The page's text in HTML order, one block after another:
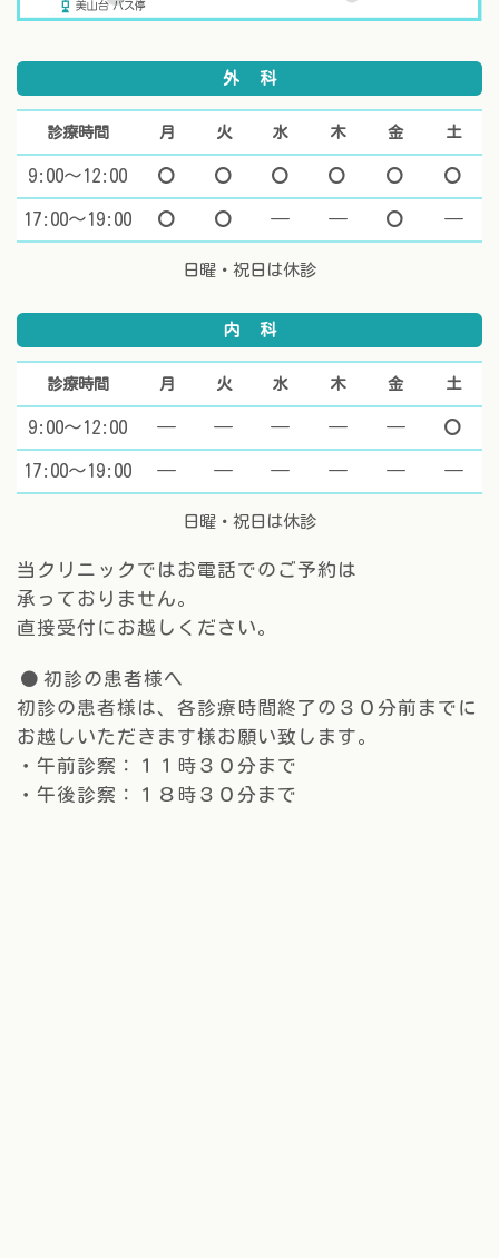
外科
診療時間 月 火 水 木 金 土
9:00～12:00 マル マル マル マル マル
17:00～19:00 マル マル 休診 休診 マル
日曜・祝日は休診
内科
診療時間 月 火 水 木 金 土
9:00～12:00 休診 休診 休診 休診 休診
17:00～19:00 休診 休診 休診 休診 休診
日曜・祝日は休診
当クリニックではお電話でのご予約は
承っておりません。
直接受付にお越しください。
初診の患者様へ
初診の患者様は、各診療時間終了の３０分前までに
お越しいただきます様お願い致します。
・午前診察：１１時３０分まで
・午後診察：１８時３０分まで